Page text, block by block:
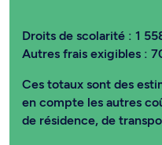
Droits de scolarité : 1
Autres frais exigibles :
Ces totaux sont des
en compte les autres
de résidence, de